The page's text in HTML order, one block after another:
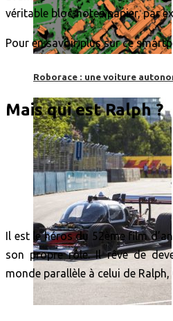
Roborace : une voiture
véritable bloc-notes papier, par
Pour en savoir plus sur ce
Mais qui est Ralph ?
Il est le héros du 52ème film
son propre rôle. Il rêve de
monde parallèle à celui de